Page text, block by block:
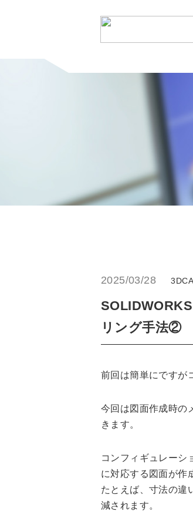
リバー
３Dス
2025/03/28
リング手法②
前回は簡単にですが
今回は図面作成時の
きます。
コンフィギュレーシ
に対応する図面が作
たとえば、寸法の違
減されます。